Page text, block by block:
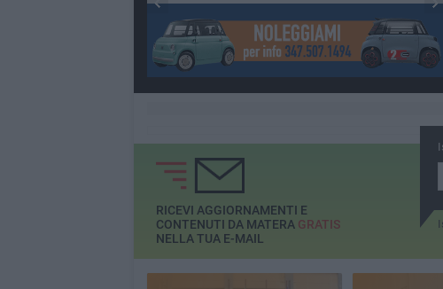
RICEVI AGGIORNAMENTI E
CONTENUTI DA MATERA GRATIS
NELLA TUA E-MAIL